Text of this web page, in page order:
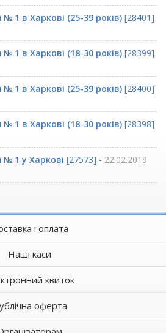
1 в Харкові (25-39 років) [28401]
1 в Харкові (18-30 років) [28399]
1 в Харкові (25-39 років) [28400]
1 в Харкові (18-30 років) [28398]
1 у Харкові [27573] - 22.02.2019
і оплата
Наші каси
квиток
оферта